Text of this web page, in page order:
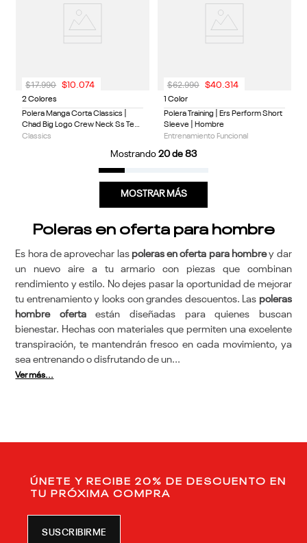
2 Colores
Polera Manga Corta Classics |
Chad Big Logo Crew Neck Ss Tee
| Hombre
Classics
$17.990 $10.074
1 Color
Polera Training | Ers Perform Short
Sleeve | Hombre
Entrenamiento Funcional
$62.990 $40.314
Mostrando 20 de 83
MOSTRAR MÁS
Poleras en oferta para hombre
Es hora de aprovechar las poleras en oferta para hombrey dar
un nuevo aire a tu armario con piezas que combinan
rendimiento y estilo. No dejes pasar la oportunidad de mejorar
tu entrenamiento y looks con grandes descuentos. Las poleras
hombre ofertaestán diseñadas para quienes buscan
bienestar. Hechas con materiales que permiten una excelente
transpiración, te mantendrán fresco en cada movimiento, ya
sea entrenando o disfrutando de un...
Ver más...
ÚNETE Y RECIBE 20% DE DESCUENTO EN
TU PRÓXIMA COMPRA
SUSCRIBIRME